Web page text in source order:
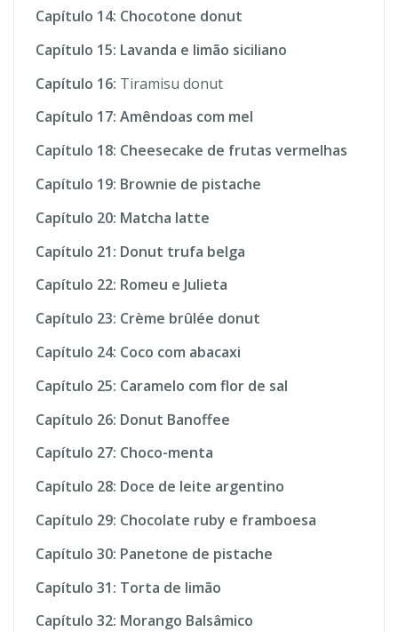
Capítulo 14: Chocotone donut
Capítulo 15: Lavanda e limão siciliano
Capítulo 16: Tiramisu donut
Capítulo 17: Amêndoas com mel
Capítulo 18: Cheesecake de frutas vermelhas
Capítulo 19: Brownie de pistache
Capítulo 20: Matcha latte
Capítulo 21: Donut trufa belga
Capítulo 22: Romeu e Julieta
Capítulo 23: Crème brûlée donut
Capítulo 24: Coco com abacaxi
Capítulo 25: Caramelo com flor de sal
Capítulo 26: Donut Banoffee
Capítulo 27: Choco-menta
Capítulo 28: Doce de leite argentino
Capítulo 29: Chocolate ruby e framboesa
Capítulo 30: Panetone de pistache
Capítulo 31: Torta de limão
Capítulo 32: Morango Balsâmico